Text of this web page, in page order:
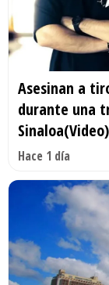
Asesinan a
durante una
Sinaloa(Video)
Hace 1 día